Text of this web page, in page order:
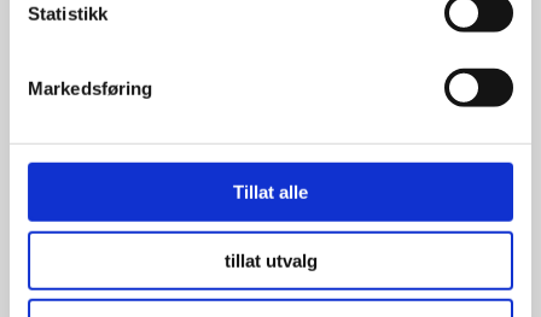
Statistikk
Markedsføring
Tillat alle
tillat utvalg
Se flere detaljer